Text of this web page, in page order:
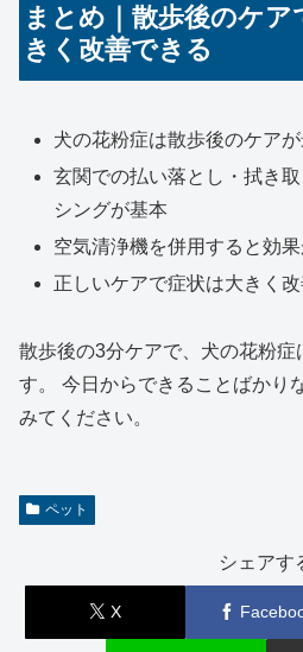
まとめ｜散歩後のケ
きく改善できる
犬の花粉症は散歩後のケア
玄関での払い落とし・拭き
シングが基本
空気清浄機を併用すると効
正しいケアで症状は大きく
散歩後の3分ケアで、犬の花粉症
す。 今日からできることばかり
みてください。
ペット
シェアす
X